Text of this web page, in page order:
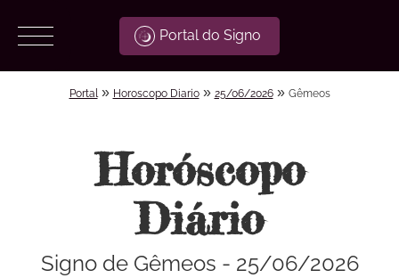
Portal do Signo
Portal » Horoscopo Diario» 25/06/2026» Gêmeos
Horóscopo
Diário
Signo de Gêmeos - 25/06/2026